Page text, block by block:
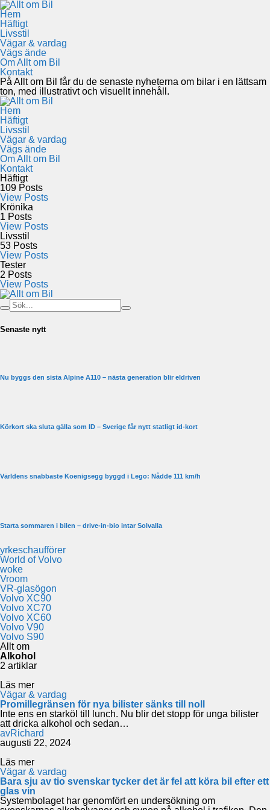
Hem
Häftigt
Livsstil
Vägar & vardag
Vägs ände
Om Allt om Bil
Kontakt
På Allt om Bil får du de senaste nyheterna om bilar i en lättsam
ton, med illustrativt och visuellt innehåll.
Hem
Häftigt
Livsstil
Vägar & vardag
Vägs ände
Om Allt om Bil
Kontakt
Häftigt
109 Posts
View Posts
Krönika
1 Posts
View Posts
Livsstil
53 Posts
View Posts
Tester
2 Posts
View Posts
Senaste nytt
Nu byggs den sista Alpine A110 – nästa generation blir eldriven
Körkort ska sluta gälla som ID – Sverige får nytt statligt id-kort
Världens snabbaste Koenigsegg byggd i Lego: Nådde 111 km/h
Starta sommaren i bilen – drive-in-bio intar Solvalla
yrkeschaufförer
World of Volvo
woke
Vroom
VR-glasögon
Volvo XC90
Volvo XC70
Volvo XC60
Volvo V90
Volvo S90
Allt om
Alkohol
2 artiklar
Läs mer
Vägar & vardag
Promillegränsen för nya bilister sänks till noll
Inte ens en starköl till lunch. Nu blir det stopp för unga bilister
att dricka alkohol och sedan…
avRichard
augusti 22, 2024
Läs mer
Vägar & vardag
Bara sju av tio svenskar tycker det är fel att köra bil efter ett
glas vin
Systembolaget har genomfört en undersökning om